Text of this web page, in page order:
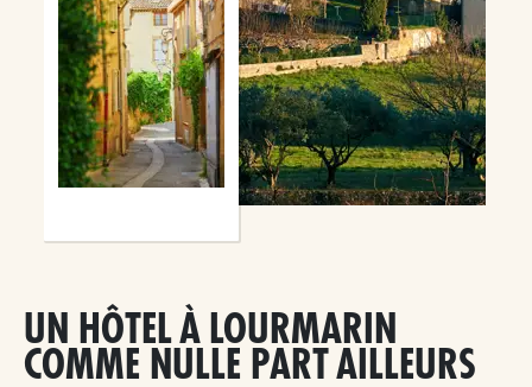
UN HÔTEL À LOURMARIN
COMME NULLE PART AILLEURS